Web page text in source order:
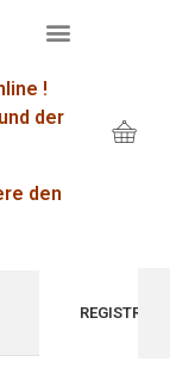
!
der
den